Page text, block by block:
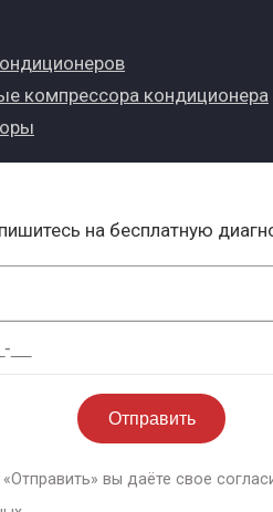
компрессора кондиционера
на бесплатную
вы даёте свое